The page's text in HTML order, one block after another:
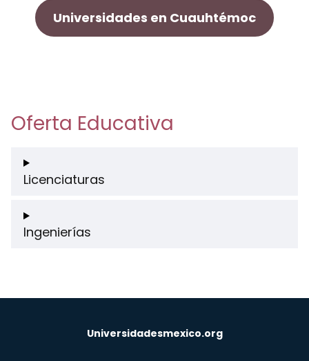
Universidades en Cuauhtémoc
Oferta Educativa
Licenciaturas
Ingenierías
Universidadesmexico.org